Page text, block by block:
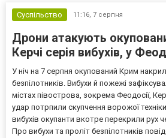
Суспільство 11:16, 7 серпня
Дрони атакують
Керчі серія вибухів, у
У ніч на 7 серпня окупований Крим
безпілотників. Вибухи й пожежі
містах півострова, зокрема Феодосії,
удар потрпили скупчення ворожої
вибухів окупанти вкотре перекрили рух
Про вибухи та проліт безпілотників